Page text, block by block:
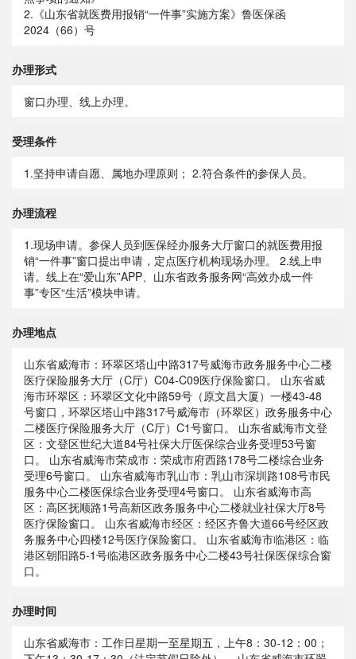
2.《山东省就医费用报销“一件事”实施方案》鲁医保函
2024（66）号
办理形式
窗口办理、线上办理。
受理条件
1.坚持申请自愿、属地办理原则； 2.符合条件的参保人员。
办理流程
1.现场申请。参保人员到医保经办服务大厅窗口的就医费用报
销“一件事”窗口提出申请，定点医疗机构现场办理。 2.线上申
请。线上在“爱山东”APP、山东省政务服务网“高效办成一件
事”专区“生活”模块申请。
办理地点
山东省威海市：环翠区塔山中路317号威海市政务服务中心二楼
医疗保险服务大厅（C厅）C04-C09医疗保险窗口。 山东省威
海市环翠区：环翠区文化中路59号（原文昌大厦）一楼43-48
号窗口，环翠区塔山中路317号威海市（环翠区）政务服务中心
二楼医疗保险服务大厅（C厅）C1号窗口。 山东省威海市文登
区：文登区世纪大道84号社保大厅医保综合业务受理53号窗
口。 山东省威海市荣成市：荣成市府西路178号二楼综合业务
受理6号窗口。 山东省威海市乳山市：乳山市深圳路108号市民
服务中心二楼医保综合业务受理4号窗口。 山东省威海市高
区：高区抚顺路1号高新区政务服务中心二楼就业社保大厅8号
医疗保险窗口。 山东省威海市经区：经区齐鲁大道66号经区政
务服务中心四楼12号医疗保险窗口。 山东省威海市临港区：临
港区朝阳路5-1号临港区政务服务中心二楼43号社保医保综合窗
口。
办理时间
山东省威海市：工作日星期一至星期五，上午8：30-12：00；